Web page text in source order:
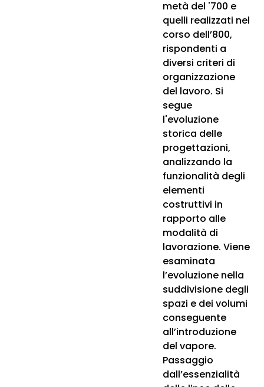
metà del '700 e
quelli realizzati nel
corso dell’800,
rispondenti a
diversi criteri di
organizzazione
del lavoro. Si
segue
l'evoluzione
storica delle
progettazioni,
analizzando la
funzionalità degli
elementi
costruttivi in
rapporto alle
modalità di
lavorazione. Viene
esaminata
l’evoluzione nella
suddivisione degli
spazi e dei volumi
conseguente
all’introduzione
del vapore.
Passaggio
dall’essenzialità